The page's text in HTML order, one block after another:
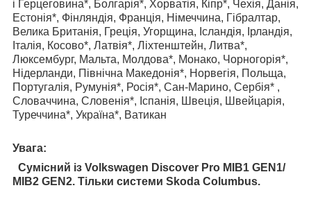
і Герцеговина*, Болгарія*, Хорватія, Кіпр*, Чехія, Данія,
Естонія*, Фінляндія, Франція, Німеччина, Гібралтар,
Велика Британія, Греція, Угорщина, Ісландія, Ірландія,
Італія, Косово*, Латвія*, Ліхтенштейн, Литва*,
Люксембург, Мальта, Молдова*, Монако, Чорногорія*,
Нідерланди, Північна Македонія*, Норвегія, Польща,
Португалія, Румунія*, Росія*, Сан-Марино, Сербія* ,
Словаччина, Словенія*, Іспанія, Швеція, Швейцарія,
Туреччина*, Україна*, Ватикан
Увага:
Сумісний із Volkswagen Discover Pro MIB1 GEN1/
MIB2 GEN2. Тільки системи Skoda Columbus.